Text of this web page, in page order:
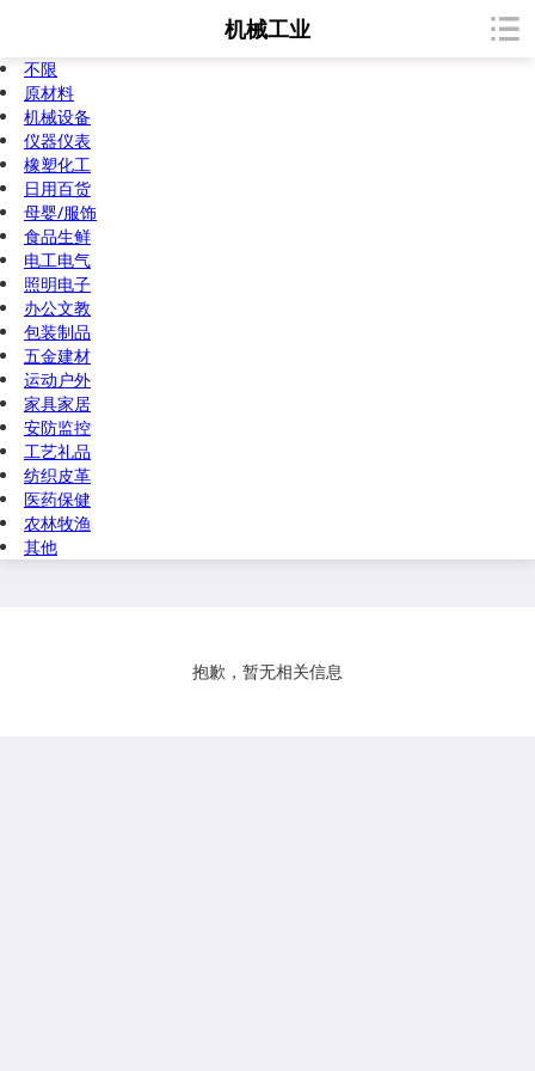
机械工业
不限
原材料
机械设备
仪器仪表
橡塑化工
日用百货
母婴/服饰
食品生鲜
电工电气
照明电子
办公文教
包装制品
五金建材
运动户外
家具家居
安防监控
工艺礼品
纺织皮革
医药保健
农林牧渔
其他
抱歉，暂无相关信息